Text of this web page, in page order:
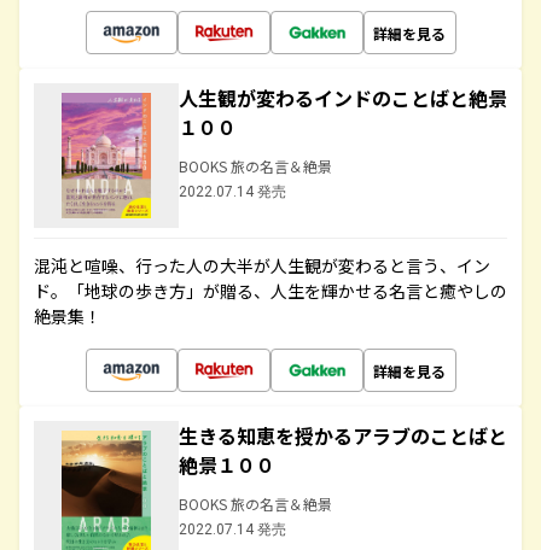
詳細を見る
人生観が変わるインドのことばと絶景
１００
BOOKS 旅の名言＆絶景
2022.07.14 発売
混沌と喧噪、行った人の大半が人生観が変わると言う、イン
ド。「地球の歩き方」が贈る、人生を輝かせる名言と癒やしの
絶景集！
詳細を見る
生きる知恵を授かるアラブのことばと
絶景１００
BOOKS 旅の名言＆絶景
2022.07.14 発売